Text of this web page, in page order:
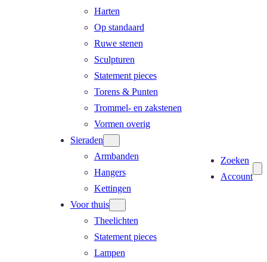
Harten
Op standaard
Ruwe stenen
Sculpturen
Statement pieces
Torens & Punten
Trommel- en zakstenen
Vormen overig
Sieraden
Armbanden
Hangers
Kettingen
Voor thuis
Theelichten
Statement pieces
Lampen
Zoeken
Account